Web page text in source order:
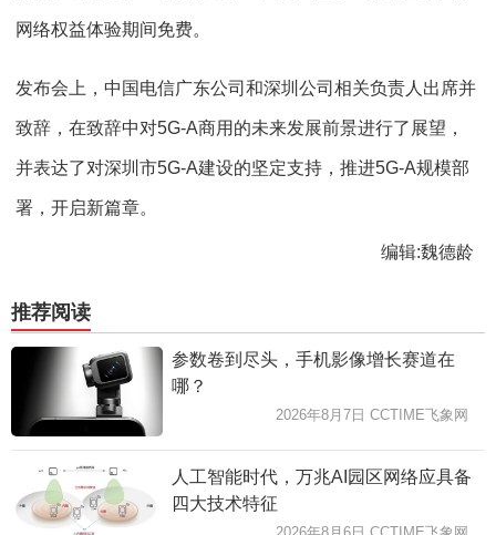
网络权益体验期间免费。
发布会上，中国电信广东公司和深圳公司相关负责人出席并
致辞，在致辞中对5G-A商用的未来发展前景进行了展望，
并表达了对深圳市5G-A建设的坚定支持，推进5G-A规模部
署，开启新篇章。
编辑:魏德龄
推荐阅读
参数卷到尽头，手机影像增长赛道在
哪？
2026年8月7日 CCTIME飞象网
人工智能时代，万兆AI园区网络应具备
四大技术特征